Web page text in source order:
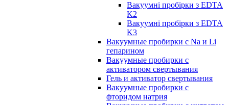
Вакуумні пробірки з EDTA
K2
Вакуумні пробірки з EDTA
K3
Вакуумные пробирки с Na и Li
гепарином
Вакуумные пробирки с
активатором свертывания
Гель и активатор свертывания
Вакуумные пробирки с
фторидом натрия